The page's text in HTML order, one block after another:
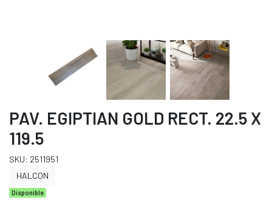
PAV. EGIPTIAN GOLD RECT. 22.5 X
119.5
SKU: 2511951
HALCON
Disponible